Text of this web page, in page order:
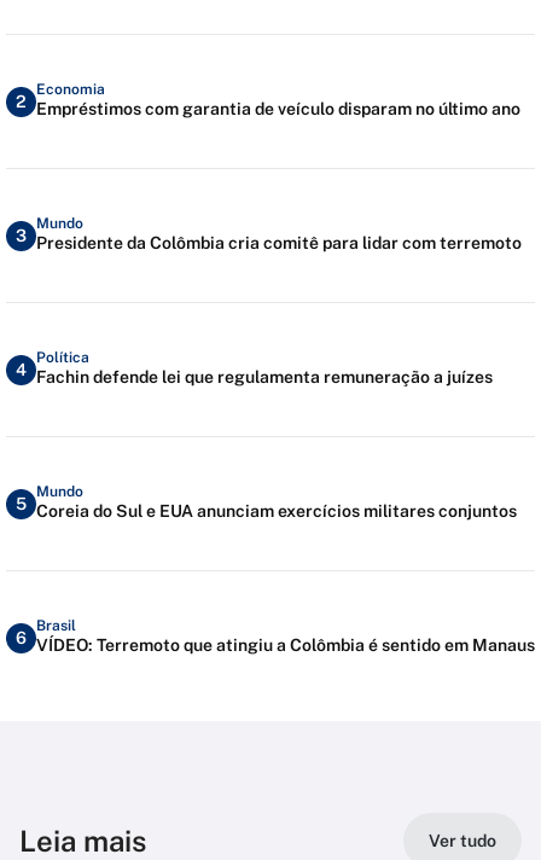
2
Economia
Empréstimos com garantia de veículo disparam no último ano
3
Mundo
Presidente da Colômbia cria comitê para lidar com terremoto
4
Política
Fachin defende lei que regulamenta remuneração a juízes
5
Mundo
Coreia do Sul e EUA anunciam exercícios militares conjuntos
6
Brasil
VÍDEO: Terremoto que atingiu a Colômbia é sentido em Manaus
Leia mais Ver tudo